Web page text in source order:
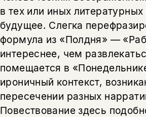
в тех или иных
будущее. Слегка
формула из «Полдня» —
интереснее, чем
помещается в
ироничный контекст,
пересечении разных
Повествование здесь